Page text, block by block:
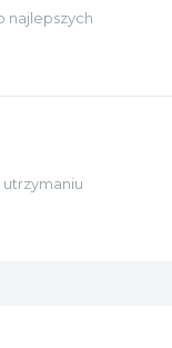
najlepszych